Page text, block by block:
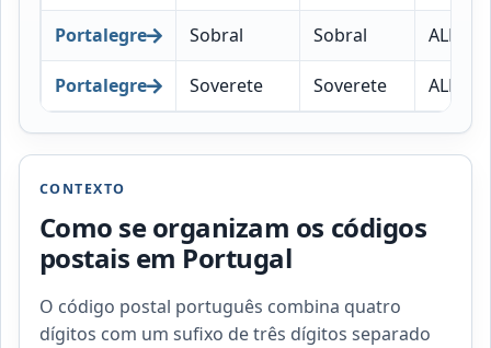
Portalegre Sobral Sobral
Portalegre Soverete Soverete
CONTEXTO
Como se organizam os códigos
postais em Portugal
O código postal português combina quatro
dígitos com um sufixo de três dígitos separado